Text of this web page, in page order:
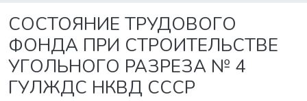
СОСТОЯНИЕ ТРУДОВОГО
ФОНДА ПРИ СТРОИТЕЛЬСТВЕ
УГОЛЬНОГО РАЗРЕЗА № 4
ГУЛЖДС НКВД СССР